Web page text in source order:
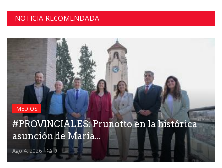
NOTICIA RECOMENDADA
MEDIOS
#PROVINCIALES: Prunotto en la histórica
asunción de María...
Ago 4, 2026 0